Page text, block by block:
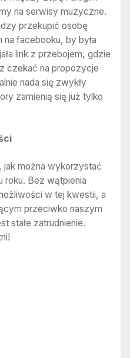
na serwisy muzyczne.
przekupić osobę
facebooku, by była
link z przebojem, gdzie
czekać na propozycje
nada się zwykły
zamienią się już tylko
jak można wykorzystać
roku. Bez wątpienia
w tej kwestii, a
przeciwko naszym
stałe zatrudnienie.